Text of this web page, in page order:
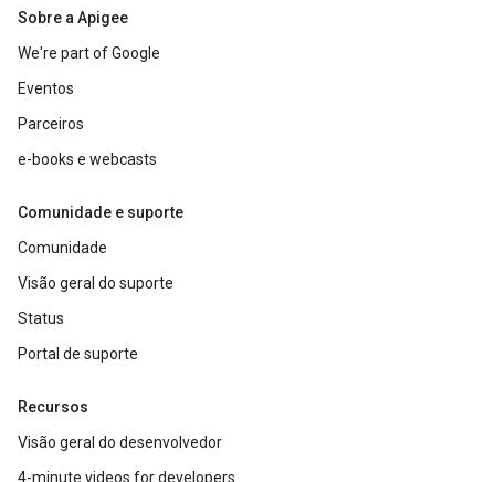
Sobre a Apigee
We're part of Google
Eventos
Parceiros
e-books e webcasts
Comunidade e suporte
Comunidade
Visão geral do suporte
Status
Portal de suporte
Recursos
Visão geral do desenvolvedor
4-minute videos for developers